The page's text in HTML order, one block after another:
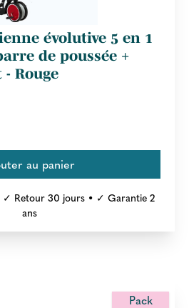
évolutive 5 en 1
de poussée +
- Rouge
✓ Retour 30 jours • ✓ Garantie 2
ans
Pack